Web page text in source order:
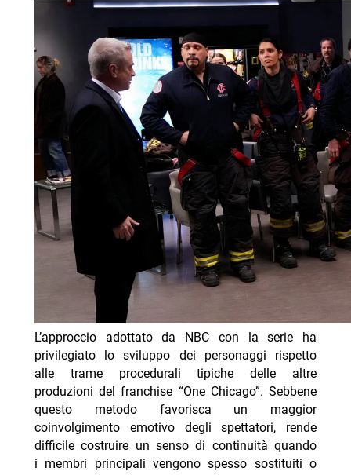
L’approccio adottato da NBC con la serie ha
privilegiato lo sviluppo dei personaggi rispetto
alle trame procedurali tipiche delle altre
produzioni del franchise “One Chicago”. Sebbene
questo metodo favorisca un maggior
coinvolgimento emotivo degli spettatori, rende
difficile costruire un senso di continuità quando
i membri principali vengono spesso sostituiti o